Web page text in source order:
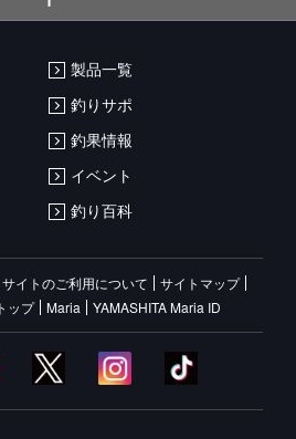
製品一覧
釣りサポ
釣果情報
イベント
釣り百科
サイトのご利用について
サイトマップ
ップ Maria YAMASHITA Maria ID